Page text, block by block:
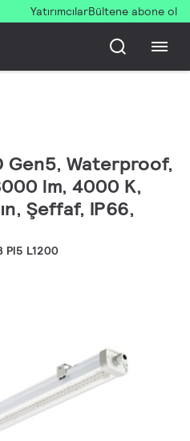
YatırımcılarBültene abone ol
Gen5, Waterproof,
lm, 4000 K,
Şeffaf, IP66,
PI5 L1200